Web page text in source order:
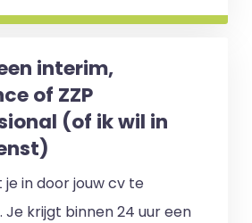
interim,
of ZZP
(of ik wil in
in door jouw cv te
Je krijgt binnen 24 uur een